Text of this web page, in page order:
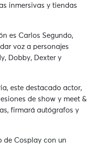
inmersivas y tiendas
es Carlos Segundo,
voz a personajes
Dobby, Dexter y
este destacado actor,
de show y meet &
firmará autógrafos y
de Cosplay con un